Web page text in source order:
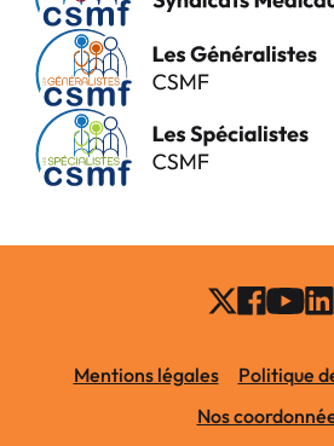
Mentions légales
Politique
Nos